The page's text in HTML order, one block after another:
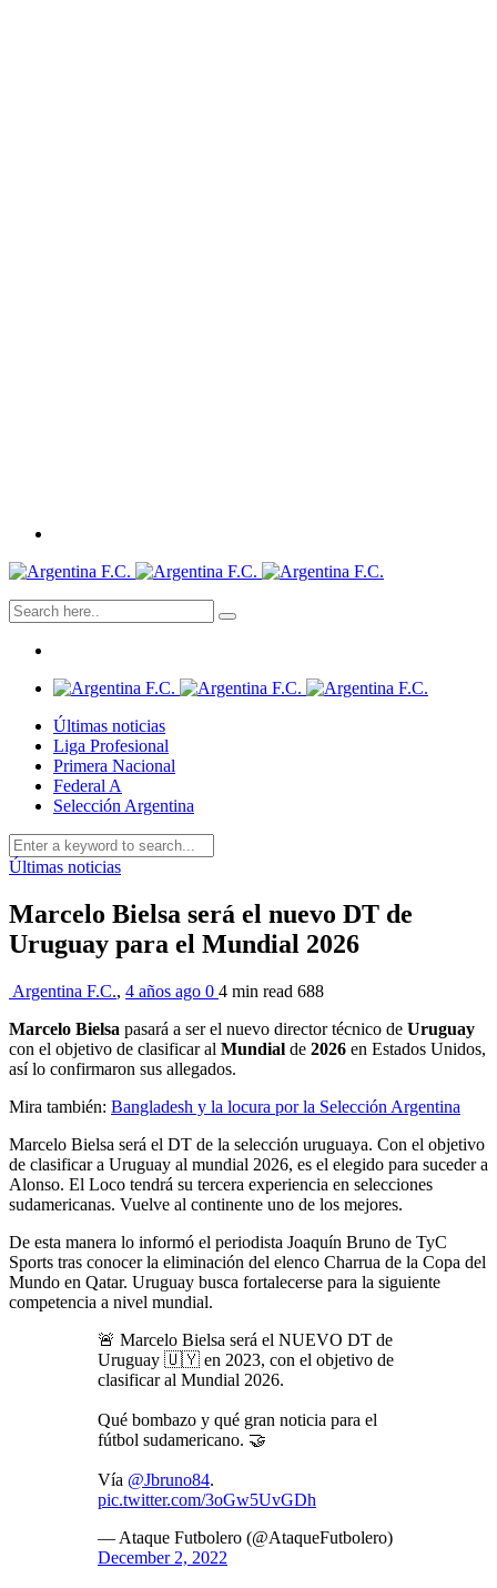
Últimas noticias
Liga Profesional
Primera Nacional
Federal A
Selección Argentina
Últimas noticias
Marcelo Bielsa será el nuevo DT de
Uruguay para el Mundial 2026
Argentina F.C., 4 años ago 0 4 min read 688
Marcelo Bielsa pasará a ser el nuevo director técnico de Uruguay
con el objetivo de clasificar al Mundial de 2026 en Estados Unidos,
así lo confirmaron sus allegados.
Mira también: Bangladesh y la locura por la Selección Argentina
Marcelo Bielsa será el DT de la selección uruguaya. Con el objetivo
de clasificar a Uruguay al mundial 2026, es el elegido para suceder a
Alonso. El Loco tendrá su tercera experiencia en selecciones
sudamericanas. Vuelve al continente uno de los mejores.
De esta manera lo informó el periodista Joaquín Bruno de TyC
Sports tras conocer la eliminación del elenco Charrua de la Copa del
Mundo en Qatar. Uruguay busca fortalecerse para la siguiente
competencia a nivel mundial.
🚨 Marcelo Bielsa será el NUEVO DT de
Uruguay 🇺🇾 en 2023, con el objetivo de
clasificar al Mundial 2026.
Qué bombazo y qué gran noticia para el
fútbol sudamericano. 🤝
Vía @Jbruno84.
pic.twitter.com/3oGw5UvGDh
— Ataque Futbolero (@AtaqueFutbolero)
December 2, 2022